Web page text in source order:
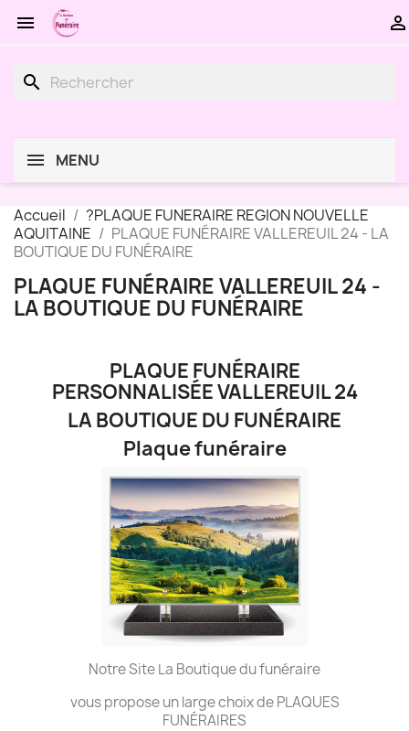
 
search
MENU
Accueil
?PLAQUE FUNERAIRE REGION NOUVELLE
AQUITAINE
PLAQUE FUNÉRAIRE VALLEREUIL 24 - LA
BOUTIQUE DU FUNÉRAIRE
PLAQUE FUNÉRAIRE VALLEREUIL 24 -
LA BOUTIQUE DU FUNÉRAIRE
PLAQUE FUNÉRAIRE
PERSONNALISÉE VALLEREUIL 24
LA BOUTIQUE DU FUNÉRAIRE
Plaque funéraire
Notre Site La Boutique du funéraire
vous propose un large choix de PLAQUES
FUNÉRAIRES